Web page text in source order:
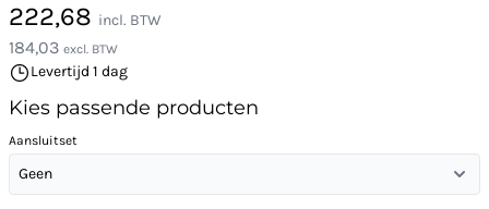
222,68 incl. BTW
184,03 excl. BTW
Levertijd 1 dag
Kies passende producten
Aansluitset
Geen